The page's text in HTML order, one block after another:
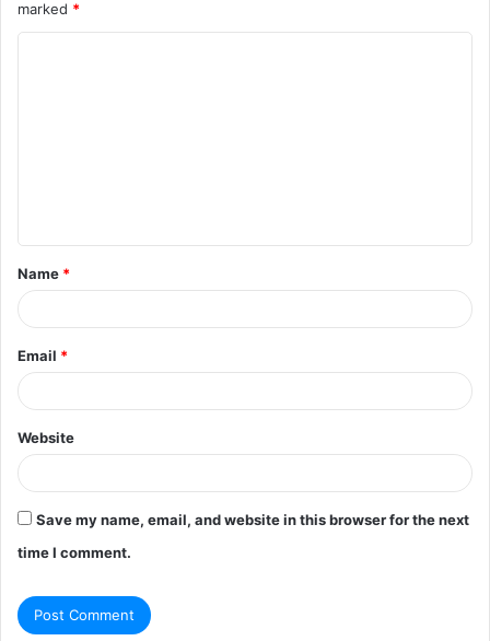
marked *
t
*
Name *
Email *
Website
Save my name, email, and website in this browser for the next
time I comment.